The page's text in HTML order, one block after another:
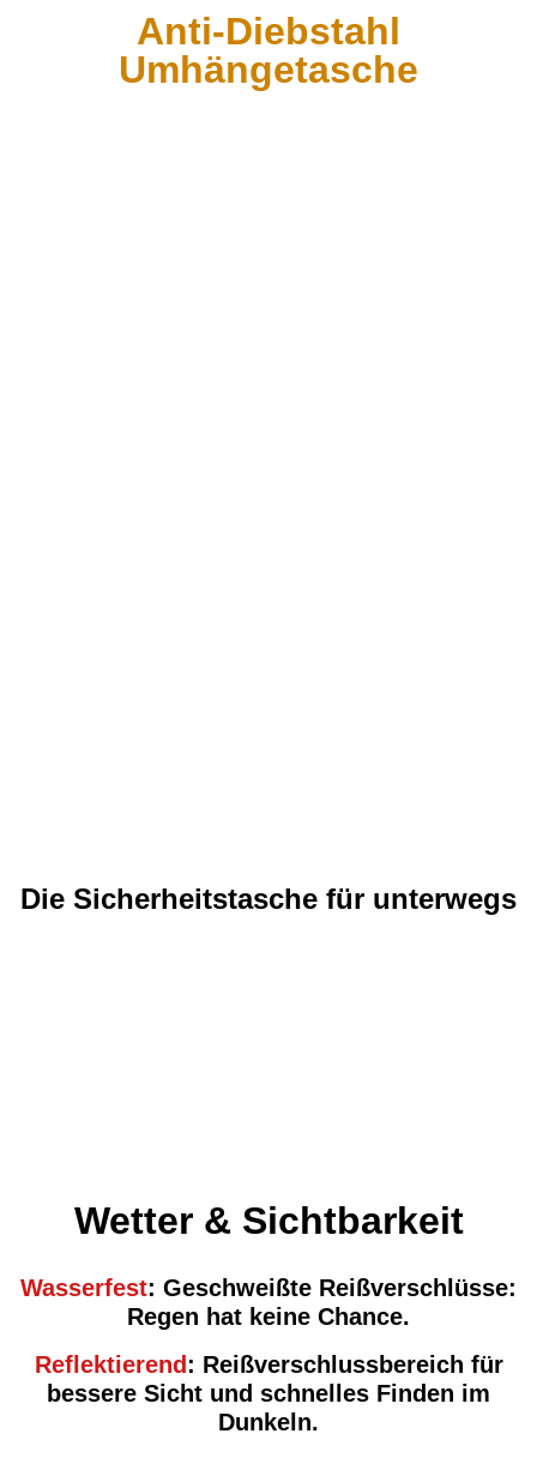
Anti-Diebstahl
Umhängetasche
Die Sicherheitstasche für unterwegs
Wetter & Sichtbarkeit
Wasserfest: Geschweißte Reißverschlüsse:
Regen hat keine Chance.
Reflektierend : Reißverschlussbereich für
bessere Sicht und schnelles Finden im
Dunkeln.